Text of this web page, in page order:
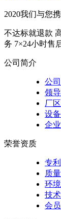
2020我们与您
不达标就退款
务 7×24小时售
公司简介
公
领
厂
设
企
荣誉资质
专利
质
环
技
会